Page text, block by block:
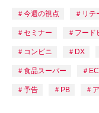
今週の視点 リテ
セミナー フード
コンビニ DX
食品スーパー EC
予告 PB